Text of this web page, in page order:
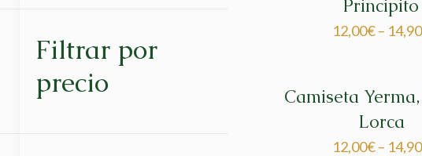
Principito
12,00€– 14,90
Camiseta
Lorca
12,00€– 14,90
Filtrar por
precio